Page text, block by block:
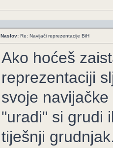
Naslov: Re: Navijači reprezentacije BiH
Ako hoćeš
reprezentaciji
svoje
"uradi" si grudi
tiješnji